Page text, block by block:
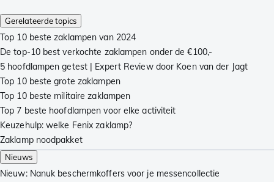
Gerelateerde topics
Top 10 beste zaklampen van 2024
De top-10 best verkochte zaklampen onder de €100,-
5 hoofdlampen getest | Expert Review door Koen van der Jagt
Top 10 beste grote zaklampen
Top 10 beste militaire zaklampen
Top 7 beste hoofdlampen voor elke activiteit
Keuzehulp: welke Fenix zaklamp?
Zaklamp noodpakket
Nieuws
Nieuw: Nanuk beschermkoffers voor je messencollectie